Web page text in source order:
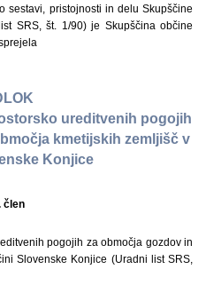
sestavi, pristojnosti in delu Skupščine
SRS, št. 1/90) je Skupščina občine
ureditvenih pogojih
kmetijskih zemljišč v
Konjice
člen
pogojih za območja gozdov in
Slovenske Konjice (Uradni list SRS,